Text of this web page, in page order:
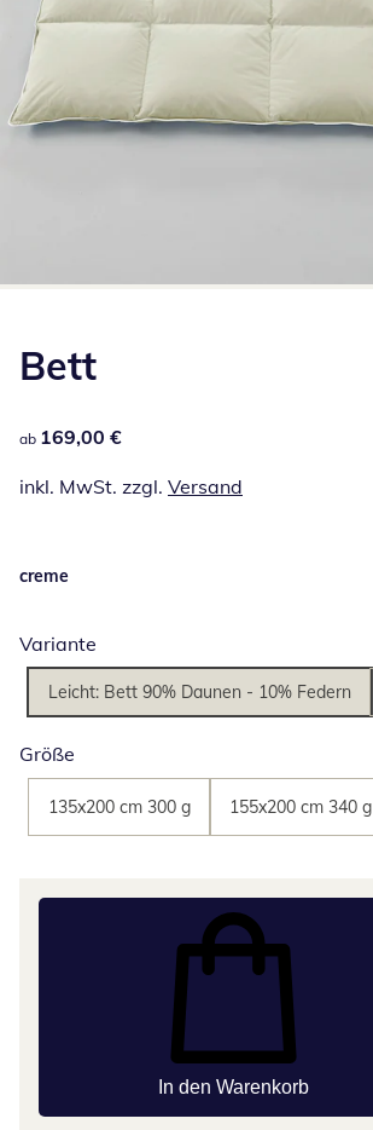
Bett
169,00 €
ab 169,00 €
inkl. MwSt. zzgl. Versand
creme
Variante
Leicht: Bett 90% Daunen - 10% Federn
Größe
135x200 cm 300 g 155x200 cm 340 g
In den Warenkorb